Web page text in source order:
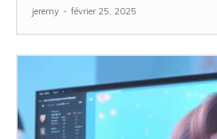
jeremy - février 25, 2025